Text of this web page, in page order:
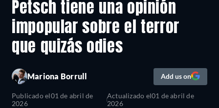
Petsch tiene una opinión
impopular sobre el terror
que quizás odies
Mariona Borrull Add us on
Publicado el01 de abril de
2026
Actualizado el01 de abril de
2026